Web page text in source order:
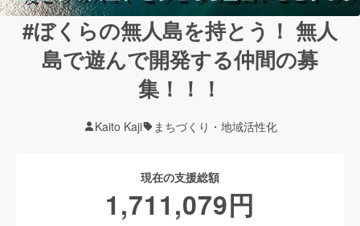
#ぼくらの無人島を持とう！ 無人
島で遊んで開発する仲間の募
集！！！
Kaito Kaji まちづくり・地域活性化
現在の支援総額
1,711,079円